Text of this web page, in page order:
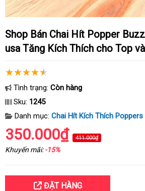
Shop Bán Chai Hít Popper Buzz Mỹ Cính Hãng
usa Tăng Kích Thích cho Top
Tình trạng: Còn hàng
Sku: 1245
Danh mục: Chai Hít Kích Thích Poppers
350.000₫ 411.000₫
Khuyến mãi:-15%
ĐẶT HÀNG